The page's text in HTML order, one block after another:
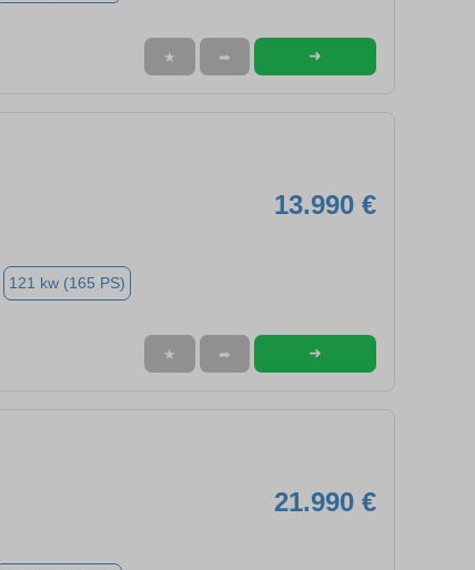
★ ➦ ➜
13.990 €
121 kw (165 PS)
★ ➦ ➜
21.990 €